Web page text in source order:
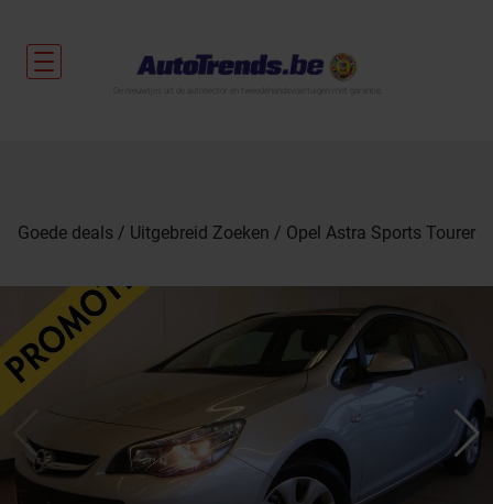
Goede deals Uitgebreid Zoeken Opel Astra Sports Tourer